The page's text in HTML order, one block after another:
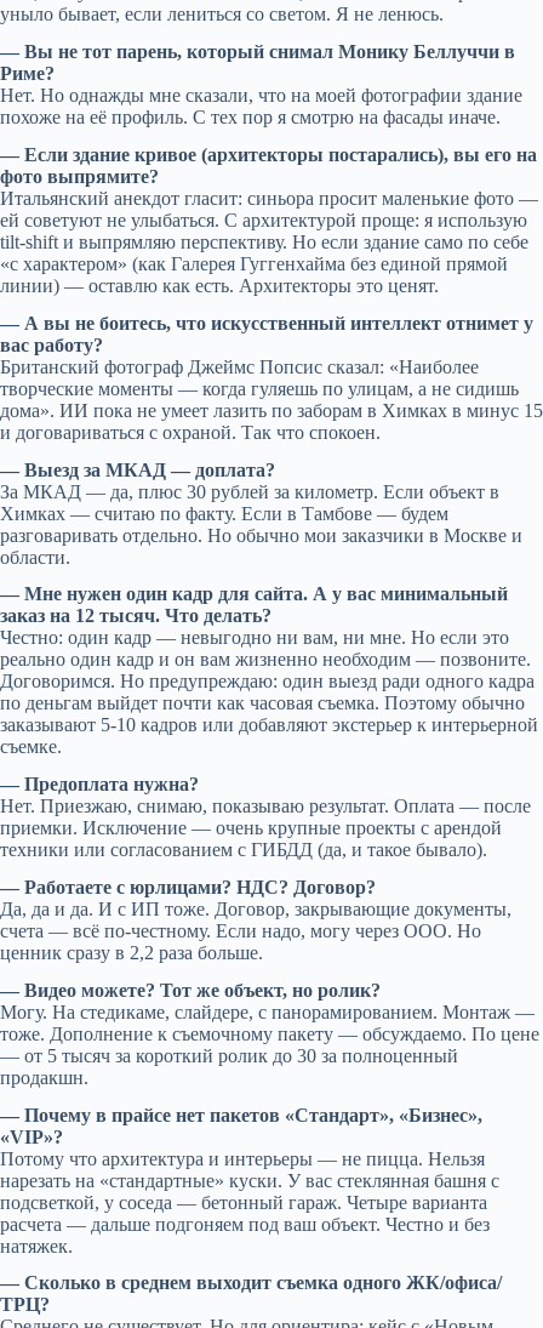
уныло бывает, если лениться со светом. Я не ленюсь.
— Вы не тот парень, который снимал Монику Беллуччи в
Риме?
Нет. Но однажды мне сказали, что на моей фотографии здание
похоже на её профиль. С тех пор я смотрю на фасады иначе.
— Если здание кривое (архитекторы постарались), вы его на
фото выпрямите?
Итальянский анекдот гласит: синьора просит маленькие фото —
ей советуют не улыбаться. С архитектурой проще: я использую
tilt-shift и выпрямляю перспективу. Но если здание само по себе
«с характером» (как Галерея Гуггенхайма без единой прямой
линии) — оставлю как есть. Архитекторы это ценят.
— А вы не боитесь, что искусственный интеллект отнимет у
вас работу?
Британский фотограф Джеймс Попсис сказал: «Наиболее
творческие моменты — когда гуляешь по улицам, а не сидишь
дома». ИИ пока не умеет лазить по заборам в Химках в минус 15
и договариваться с охраной. Так что спокоен.
— Выезд за МКАД — доплата?
За МКАД — да, плюс 30 рублей за километр. Если объект в
Химках — считаю по факту. Если в Тамбове — будем
разговаривать отдельно. Но обычно мои заказчики в Москве и
области.
— Мне нужен один кадр для сайта. А у вас минимальный
заказ на 12 тысяч. Что делать?
Честно: один кадр — невыгодно ни вам, ни мне. Но если это
реально один кадр и он вам жизненно необходим — позвоните.
Договоримся. Но предупреждаю: один выезд ради одного кадра
по деньгам выйдет почти как часовая съемка. Поэтому обычно
заказывают 5-10 кадров или добавляют экстерьер к интерьерной
съемке.
— Предоплата нужна?
Нет. Приезжаю, снимаю, показываю результат. Оплата — после
приемки. Исключение — очень крупные проекты с арендой
техники или согласованием с ГИБДД (да, и такое бывало).
— Работаете с юрлицами? НДС? Договор?
Да, да и да. И с ИП тоже. Договор, закрывающие документы,
счета — всё по-честному. Если надо, могу через ООО. Но
ценник сразу в 2,2 раза больше.
— Видео можете? Тот же объект, но ролик?
Могу. На стедикаме, слайдере, с панорамированием. Монтаж —
тоже. Дополнение к съемочному пакету — обсуждаемо. По цене
— от 5 тысяч за короткий ролик до 30 за полноценный
продакшн.
— Почему в прайсе нет пакетов «Стандарт», «Бизнес»,
«VIP»?
Потому что архитектура и интерьеры — не пицца. Нельзя
нарезать на «стандартные» куски. У вас стеклянная башня с
подсветкой, у соседа — бетонный гараж. Четыре варианта
расчета — дальше подгоняем под ваш объект. Честно и без
натяжек.
— Сколько в среднем выходит съемка одного ЖК/офиса/
ТРЦ?